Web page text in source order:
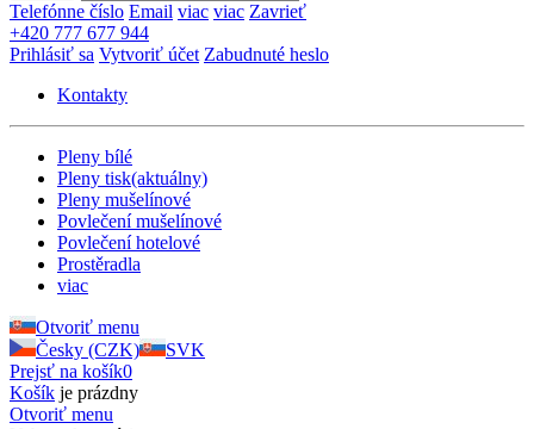
Telefónne číslo Email viac viac Zavrieť
+420 777 677 944
Prihlásiť sa Vytvoriť účet Zabudnuté heslo
Kontakty
Pleny bílé
Pleny tisk(aktuálny)
Pleny mušelínové
Povlečení mušelínové
Povlečení hotelové
Prostěradla
viac
Otvoriť menu
Česky (CZK)
SVK
Prejsť na košík0
Košík je prázdny
Otvoriť menu